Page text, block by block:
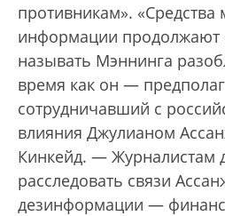
противникам». «Средства
информации
называть Мэннинга
время как он —
сотрудничавший с
влияния Джулианом
Кинкейд. — Журналистам
расследовать связи
дезинформации —